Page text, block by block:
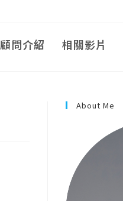
顧問介紹 相關影片
About Me